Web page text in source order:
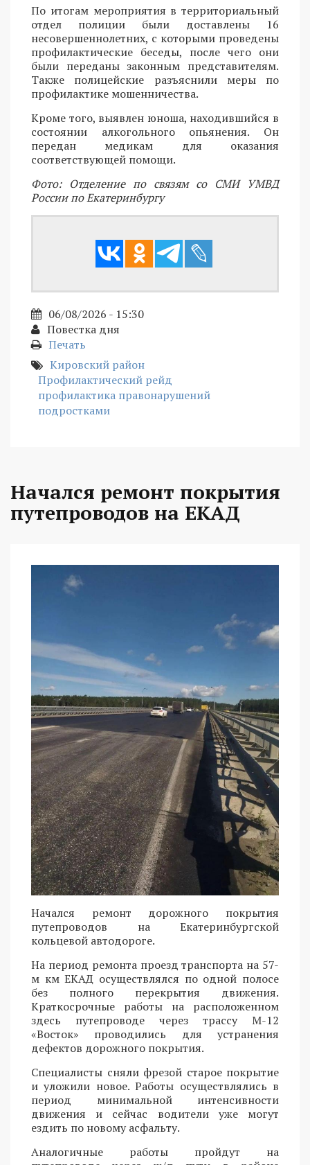
По итогам мероприятия в территориальный
отдел полиции были доставлены 16
несовершеннолетних, с которыми проведены
профилактические беседы, после чего они
были переданы законным представителям.
Также полицейские разъяснили меры по
профилактике мошенничества.
Кроме того, выявлен юноша, находившийся в
состоянии алкогольного опьянения. Он
передан медикам для оказания
соответствующей помощи.
Фото: Отделение по связям со СМИ УМВД
России по Екатеринбургу
06/08/2026 - 15:30
Повестка дня
Печать
Кировский район
Профилактический рейд
профилактика правонарушений
подростками
Начался ремонт покрытия
путепроводов на ЕКАД
Начался ремонт дорожного покрытия
путепроводов на Екатеринбургской
кольцевой автодороге.
На период ремонта проезд транспорта на 57-
м км ЕКАД осуществлялся по одной полосе
без полного перекрытия движения.
Краткосрочные работы на расположенном
здесь путепроводе через трассу М-12
«Восток» проводились для устранения
дефектов дорожного покрытия.
Специалисты сняли фрезой старое покрытие
и уложили новое. Работы осуществлялись в
период минимальной интенсивности
движения и сейчас водители уже могут
ездить по новому асфальту.
Аналогичные работы пройдут на